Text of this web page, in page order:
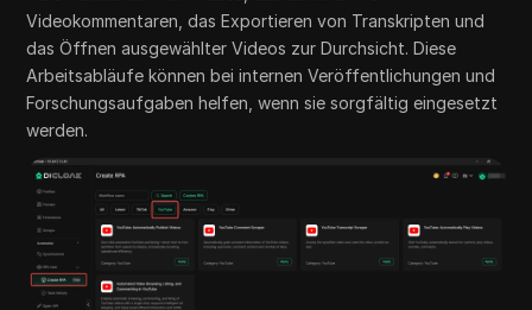
Videokommentaren, das Exportieren von Transkripten und
das Öffnen ausgewählter Videos zur Durchsicht. Diese
Arbeitsabläufe können bei internen Veröffentlichungen und
Forschungsaufgaben helfen, wenn sie sorgfältig eingesetzt
werden.